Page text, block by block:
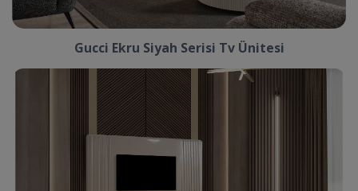
Gucci Ekru Siyah Serisi Tv Ünitesi